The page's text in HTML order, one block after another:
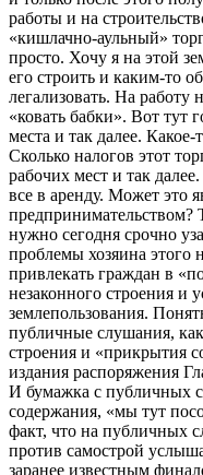
работы и на
«кишлачно-аульный»
просто. Хочу я на этой
его строить и каким-то
легализовать. На работу
«ковать бабки». Вот тут
места и так далее.
Сколько налогов этот
рабочих мест и так
все в аренду. Может это
предпринимательством?
нужно сегодня срочно
проблемы хозяина этого
привлекать граждан в
незаконного строения и
землепользования.
публичные слушания,
строения и «прикрытия
издания распоряжения
И бумажка с публичных
содержания, «мы тут
факт, что на публичных
против самострой
заранее известным